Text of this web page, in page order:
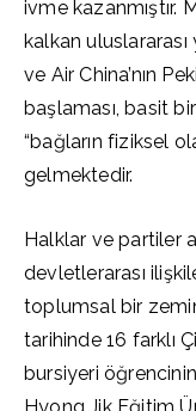
ivme kazanmıştır.
kalkan
ve Air China’nın
başlaması, basit
“bağların fiziksel
gelmektedir.
Halklar ve partiler
devletlerarası
toplumsal bir
tarihinde 16 farklı
bursiyeri